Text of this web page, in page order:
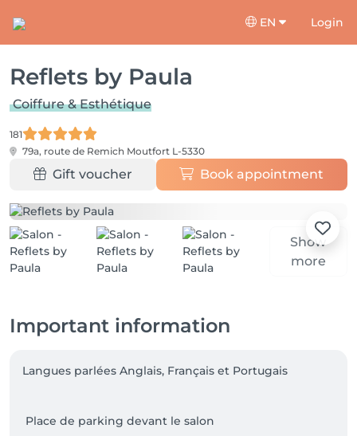
EN Login
Reflets by Paula
Coiffure & Esthétique
181
79a, route de Remich Moutfort L-5330
Gift voucher Book appointment
Show
more
Important information
Langues parlées Anglais, Français et Portugais